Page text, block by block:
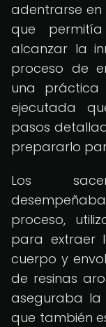
adentrarse
que
alcanzar la
proceso de
una práctica
ejecutada
pasos
prepararlo
Los
proceso,
para extraer
cuerpo y
de resinas
aseguraba la
que también